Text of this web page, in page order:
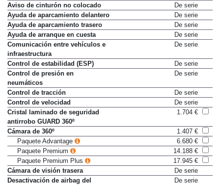
Aviso de cinturón no colocado
De serie
Ayuda de aparcamiento delantero
De serie
Ayuda de aparcamiento trasero
De serie
Ayuda de arranque en cuesta
De serie
Comunicación entre vehículos e
infraestructura
De serie
Control de estabilidad (ESP)
De serie
Control de presión en
neumáticos
De serie
Control de tracción
De serie
Control de velocidad
De serie
Cristal laminado de seguridad
antirrobo GUARD 360º
1.704 €
Cámara de 360º
1.407 €
Paquete Advantage
6.680 €
Paquete Premium
14.188 €
Paquete Premium Plus
17.945 €
Cámara de visión trasera
De serie
Desactivación de airbag del
De serie